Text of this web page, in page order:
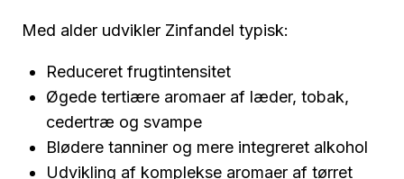
Med alder udvikler Zinfandel typisk:
Reduceret frugtintensitet
Øgede tertiære aromaer af læder, tobak,
cedertræ og svampe
Blødere tanniner og mere integreret alkohol
Udvikling af komplekse aromaer af tørret